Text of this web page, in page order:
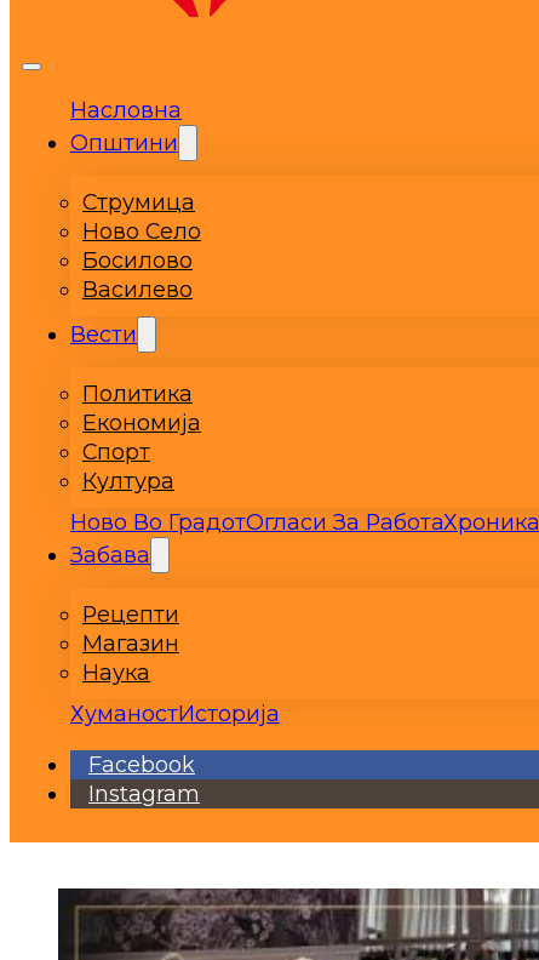
Насловна
Општини
Струмица
Ново Село
Босилово
Василево
Вести
Политика
Економија
Спорт
Култура
Ново Во ГрадотОгласи За РаботаХроника
Забава
Рецепти
Магазин
Наука
ХуманостИсторија
Facebook
Instagram